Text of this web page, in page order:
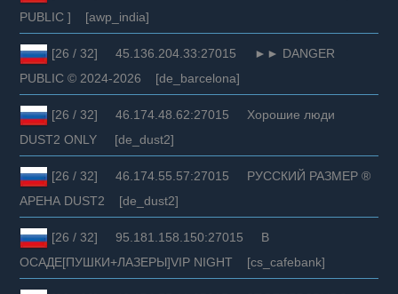
PUBLIC ] [awp_india]
[26 / 32] 45.136.204.33:27015 ►► DANGER
PUBLIC © 2024-2026 [de_barcelona]
[26 / 32] 46.174.48.62:27015 Хорошие люди
DUST2 ONLY [de_dust2]
[26 / 32] 46.174.55.57:27015 РУССКИЙ РАЗМЕР ®
АРЕНА DUST2 [de_dust2]
[26 / 32] 95.181.158.150:27015 В
ОСАДЕ[ПУШКИ+ЛАЗЕРЫ]VIP NIGHT [cs_cafebank]